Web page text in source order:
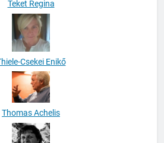
Thiele-Csekei Enikő
Thomas Achelis
Tomáš Vašut